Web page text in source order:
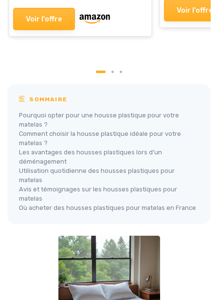
Voir l'offre
Voir l'offre
SOMMAIRE
Pourquoi opter pour une housse plastique pour votre
matelas ?
Comment choisir la housse plastique idéale pour votre
matelas ?
Les avantages des housses plastiques lors d'un
déménagement
Utilisation quotidienne des housses plastiques pour
matelas
Avis et témoignages sur les housses plastiques pour
matelas
Où acheter des housses plastiques pour matelas en France